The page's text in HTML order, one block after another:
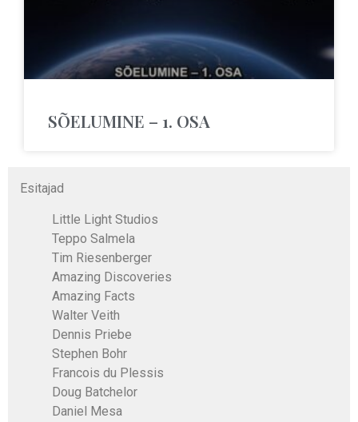
Esitajad
Little Light Studios
Teppo Salmela
Tim Riesenberger
Amazing Discoveries
Amazing Facts
Walter Veith
Dennis Priebe
Stephen Bohr
Francois du Plessis
Doug Batchelor
Daniel Mesa
SÕELUMINE – 1. OSA